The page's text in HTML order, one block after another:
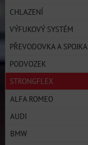
CHLAZENÍ
VÝFUKOVÝ SYSTÉM
PŘEVODOVKA A SPOJKA
PODVOZEK
STRONGFLEX
ALFA ROMEO
AUDI
BMW